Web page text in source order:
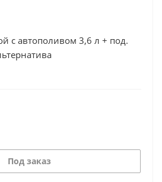
с автополивом 3,6 л + под.
Под заказ